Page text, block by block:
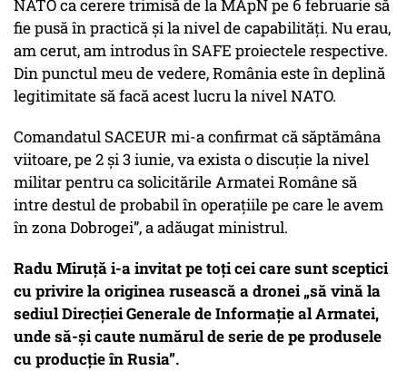
NATO ca cerere trimisă de la MApN pe 6 februarie să
fie pusă în practică și la nivel de capabilități. Nu erau,
am cerut, am introdus în SAFE proiectele respective.
Din punctul meu de vedere, România este în deplină
legitimitate să facă acest lucru la nivel NATO.
Comandatul SACEUR mi-a confirmat că săptămâna
viitoare, pe 2 și 3 iunie, va exista o discuție la nivel
militar pentru ca solicitările Armatei Române să
intre destul de probabil în operațiile pe care le avem
în zona Dobrogei”, a adăugat ministrul.
Radu Miruță i-a invitat pe toți cei care sunt sceptici
cu privire la originea rusească a dronei „să vină la
sediul Direcției Generale de Informație al Armatei,
unde să-și caute numărul de serie de pe produsele
cu producție în Rusia”.